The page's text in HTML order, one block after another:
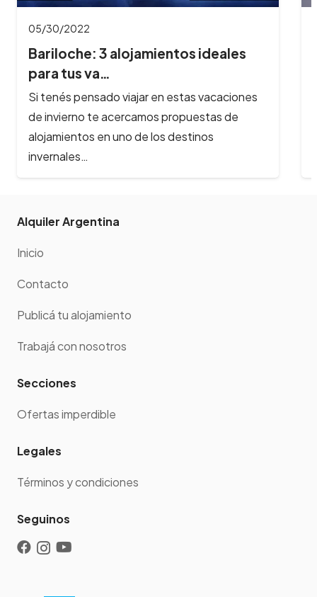
01/27/2022
Estafas online: consejos para evitar
engaños…
Alquilar por internet hoy en día es una práctica
habitual. El acceso a las redes sociales y a las
plataformas…
Alquiler Argentina
Inicio
Contacto
Publicá tu alojamiento
Trabajá con nosotros
Secciones
Ofertas imperdible
Legales
Términos y condiciones
Seguinos